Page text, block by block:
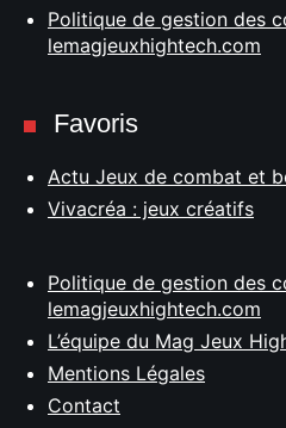
Politique de gestion des
lemagjeuxhightech.com
Favoris
Actu Jeux de combat et
Vivacréa : jeux créatifs
Politique de gestion des
lemagjeuxhightech.com
L’équipe du Mag Jeux
Mentions Légales
Contact